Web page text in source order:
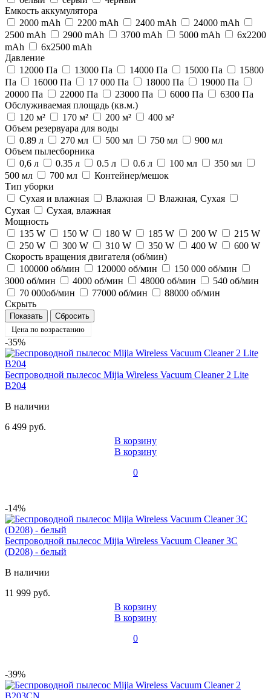
Емкость аккумулятора
2000 mAh
2200 mAh 2400 mAh
24000 mAh
2500 mAh
2900 mAh 3700 mAh 5000 mAh
6x2200
mAh
6x2500 mAh
Давление
12000 Па
13000 Па 14000 Па 15000 Па
15800
Па
16000 Па 17 000 Па 18000 Па
19000 Па
20000 Па
22000 Па 23000 Па 6000 Па
6300 Па
Обслуживаемая площадь (кв.м.)
120 м²
170 м² 200 м²
400 м²
Объем резервуара для воды
0.89 л
270 мл 500 мл 750 мл
900 мл
Объем пылесборника
0,6 л
0.35 л 0.5 л 0.6 л 100 мл
350 мл
500 мл
700 мл
Контейнер/мешок
Тип уборки
Сухая и влажная
Влажная
Влажная, Сухая
Сухая
Сухая, влажная
Мощность
135 W
150 W 180 W 185 W 200 W
215 W
250 W
300 W 310 W 350 W 400 W
600 W
Скорость вращения двигателя (об/мин)
100000 об/мин
120000 об/мин
150 000 об/мин
3000 об/мин
4000 об/мин 48000 об/мин
540 об/мин
70 000об/мин
77000 об/мин
88000 об/мин
Скрыть
Цена по возрастанию
-35%
Беспроводной пылесос Mijia Wireless Vacuum Cleaner 2 Lite
B204
В наличии
6 499 руб.
В корзину
В корзину
0
-14%
Беспроводной пылесос Mijia Wireless Vacuum Cleaner 3C
(D208) - белый
В наличии
11 999 руб.
В корзину
В корзину
0
-39%